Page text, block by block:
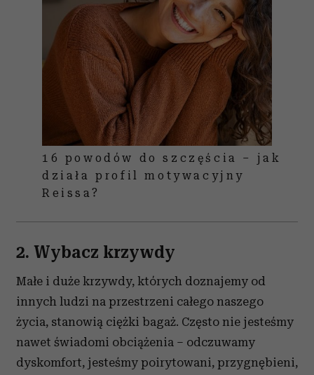
16 powodów do szczęścia – jak
działa profil motywacyjny
Reissa?
2. Wybacz krzywdy
Małe i duże krzywdy, których doznajemy od
innych ludzi na przestrzeni całego naszego
życia, stanowią ciężki bagaż. Często nie jesteśmy
nawet świadomi obciążenia – odczuwamy
dyskomfort, jesteśmy poirytowani, przygnębieni,